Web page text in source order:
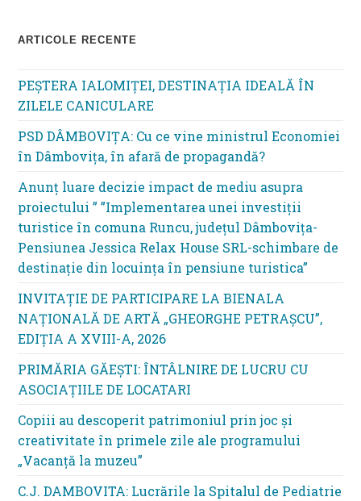
ARTICOLE RECENTE
PEȘTERA IALOMIȚEI, DESTINAȚIA IDEALĂ ÎN
ZILELE CANICULARE
PSD DÂMBOVIȚA: Cu ce vine ministrul Economiei
în Dâmbovița, în afară de propagandă?
Anunț luare decizie impact de mediu asupra
proiectului ” ”Implementarea unei investiții
turistice în comuna Runcu, județul Dâmbovița-
Pensiunea Jessica Relax House SRL-schimbare de
destinație din locuința în pensiune turistica”
INVITAȚIE DE PARTICIPARE LA BIENALA
NAȚIONALĂ DE ARTĂ „GHEORGHE PETRAȘCU”,
EDIŢIA A XVIII-A, 2026
PRIMĂRIA GĂEȘTI: ÎNTÂLNIRE DE LUCRU CU
ASOCIAȚIILE DE LOCATARI
Copiii au descoperit patrimoniul prin joc și
creativitate în primele zile ale programului
„Vacanță la muzeu”
C.J. DAMBOVITA: Lucrările la Spitalul de Pediatrie